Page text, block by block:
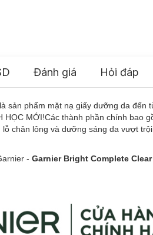
Đánh giá Hỏi đáp
là sản phẩm mặt nạ giấy dưỡng da đến
HỌC MỚI!Các thành phần chính bao
chân lông và dưỡng sáng da vượt
- Garnier Bright Complete